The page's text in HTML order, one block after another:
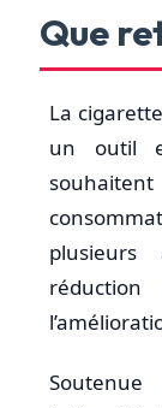
Que
La
un outil
plusieurs